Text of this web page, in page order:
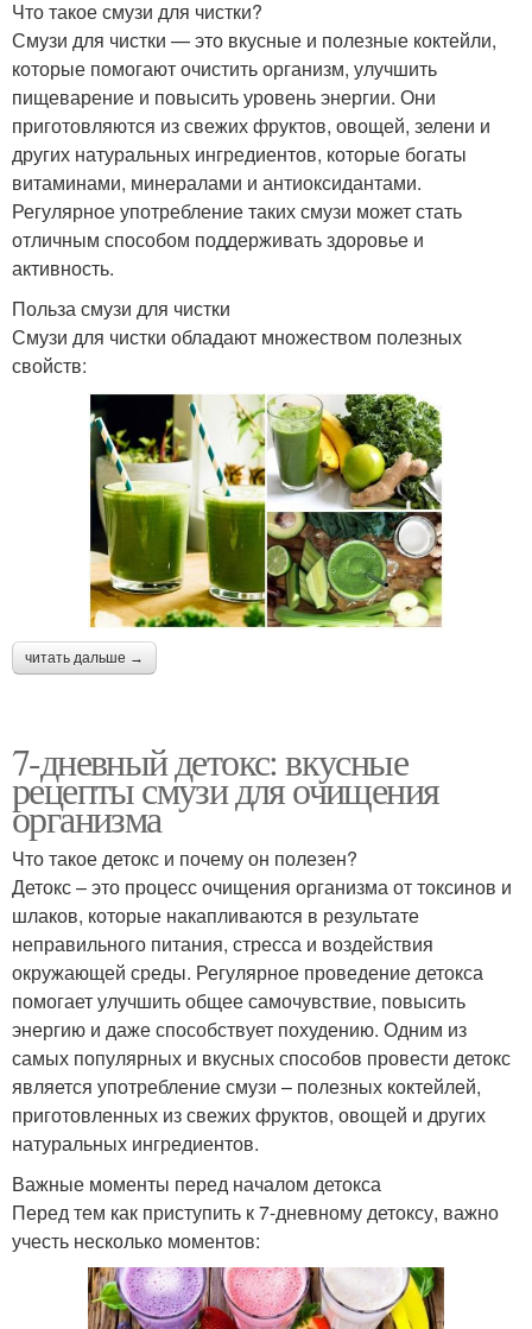
Что такое смузи для чистки?
Смузи для чистки — это вкусные и полезные коктейли,
которые помогают очистить организм, улучшить
пищеварение и повысить уровень энергии. Они
приготовляются из свежих фруктов, овощей, зелени и
других натуральных ингредиентов, которые богаты
витаминами, минералами и антиоксидантами.
Регулярное употребление таких смузи может стать
отличным способом поддерживать здоровье и
активность.
Польза смузи для чистки
Смузи для чистки обладают множеством полезных
свойств:
читать дальше →
7-дневный детокс: вкусные
рецепты смузи для очищения
организма
Что такое детокс и почему он полезен?
Детокс – это процесс очищения организма от токсинов и
шлаков, которые накапливаются в результате
неправильного питания, стресса и воздействия
окружающей среды. Регулярное проведение детокса
помогает улучшить общее самочувствие, повысить
энергию и даже способствует похудению. Одним из
самых популярных и вкусных способов провести детокс
является употребление смузи – полезных коктейлей,
приготовленных из свежих фруктов, овощей и других
натуральных ингредиентов.
Важные моменты перед началом детокса
Перед тем как приступить к 7-дневному детоксу, важно
учесть несколько моментов: